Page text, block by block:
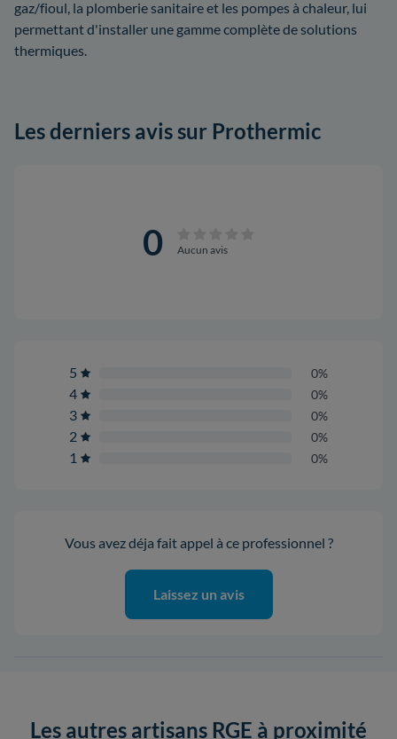
gaz/fioul, la plomberie sanitaire et les pompes à chaleur, lui
permettant d'installer une gamme complète de solutions
thermiques.
Les derniers avis sur Prothermic
0 Aucun avis
5 0%
4 0%
3 0%
2 0%
1 0%
Vous avez déja fait appel à ce professionnel ?
Laissez un avis
Les autres artisans RGE à proximité